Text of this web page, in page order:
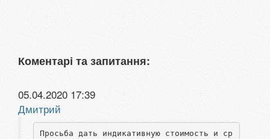
Коментарі та запитання:
05.04.2020 17:39
Дмитрий
Просьба дать индикативную стоимость и ср